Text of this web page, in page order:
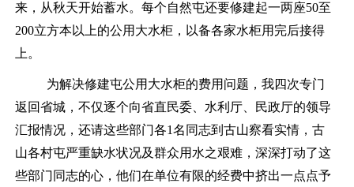
来，从秋天开始蓄水。每个自然屯还要修建起一两座50至
200立方本以上的公用大水柜，以备各家水柜用完后接得
上。
为解决修建屯公用大水柜的费用问题，我四次专门
返回省城，不仅逐个向省直民委、水利厅、民政厅的领导
汇报情况，还请这些部门各1名同志到古山察看实情，古
山各村屯严重缺水状况及群众用水之艰难，深深打动了这
些部门同志的心，他们在单位有限的经费中挤出一点点予